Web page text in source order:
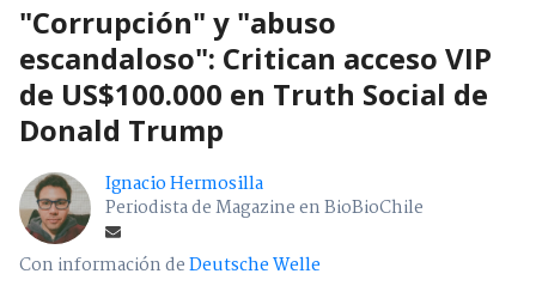
"Corrupción" y "abuso
escandaloso": Critican acceso VIP
de US$100.000 en Truth Social de
Donald Trump
Ignacio Hermosilla
Periodista de Magazine en BioBioChile
Con información deDeutsche Welle